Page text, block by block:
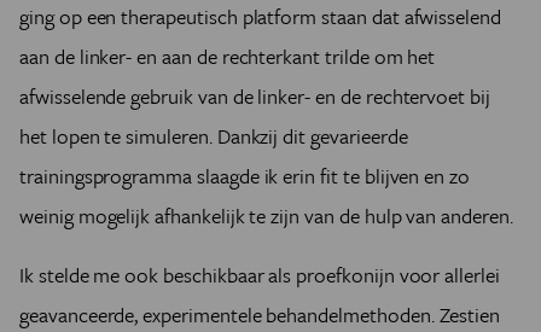
ging op een therapeutisch platform staan dat afwisselend
aan de linker- en aan de rechterkant trilde om het
afwisselende gebruik van de linker- en de rechtervoet bij
het lopen te simuleren. Dankzij dit gevarieerde
trainingsprogramma slaagde ik erin fit te blijven en zo
weinig mogelijk afhankelijk te zijn van de hulp van anderen.
Ik stelde me ook beschikbaar als proefkonijn voor allerlei
geavanceerde, experimentele behandelmethoden. Zestien